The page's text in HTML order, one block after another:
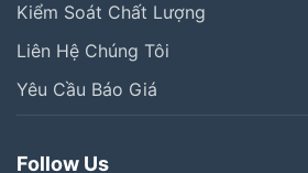
Kiểm Soát Chất Lượng
Liên Hệ Chúng Tôi
Yêu Cầu Báo Giá
Follow Us